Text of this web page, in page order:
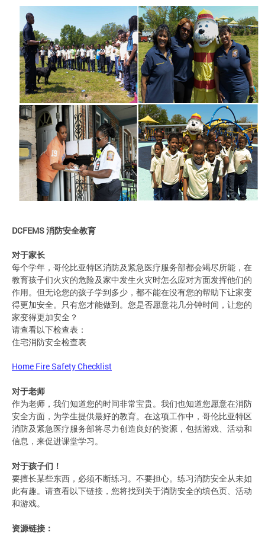
DCFEMS 消防安全教育
对于家长
每个学年，哥伦比亚特区消防及紧急医疗服务部都会竭尽所能，在
教育孩子们火灾的危险及家中发生火灾时怎么应对方面发挥他们的
作用。但无论您的孩子学到多少，都不能在没有您的帮助下让家变
得更加安全。只有您才能做到。您是否愿意花几分钟时间，让您的
家变得更加安全？
请查看以下检查表：
住宅消防安全检查表
Home Fire Safety Checklist
对于老师
作为老师，我们知道您的时间非常宝贵。我们也知道您愿意在消防
安全方面，为学生提供最好的教育。在这项工作中，哥伦比亚特区
消防及紧急医疗服务部将尽力创造良好的资源，包括游戏、活动和
信息，来促进课堂学习。
对于孩子们！
要擅长某些东西，必须不断练习。不要担心。练习消防安全从未如
此有趣。请查看以下链接，您将找到关于消防安全的填色页、活动
和游戏。
资源链接：